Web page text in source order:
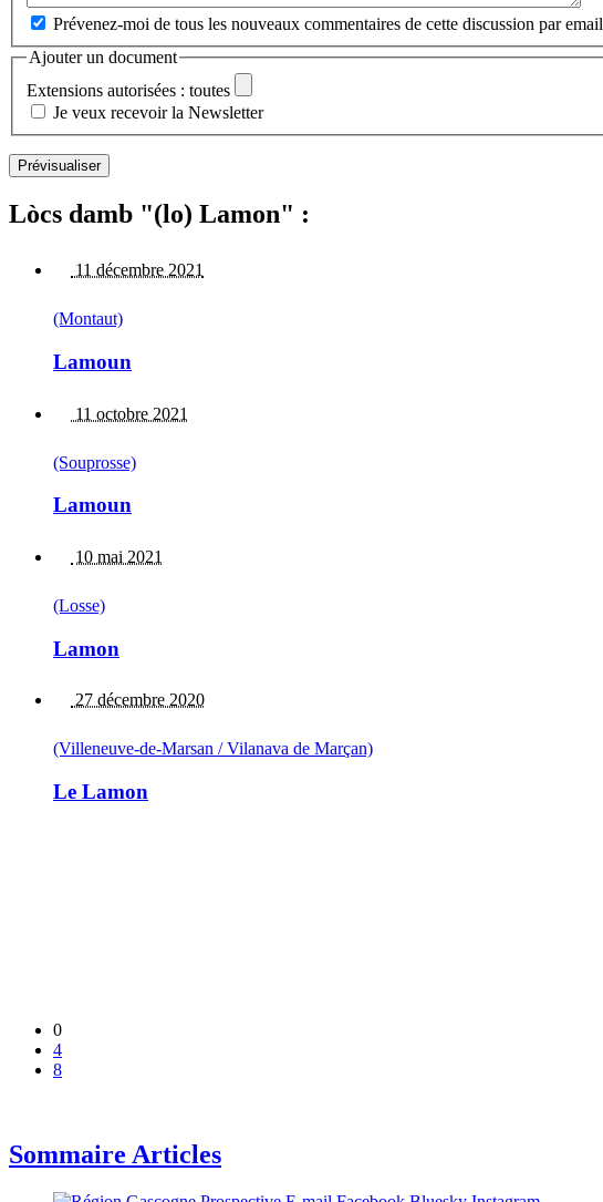
Prévenez-moi de tous les nouveaux commentaires de cette discussion par email
Ajouter un document
Extensions autorisées : toutes
Je veux recevoir la Newsletter
Lòcs damb "(lo) Lamon" :
11 décembre 2021
(Montaut)
Lamoun
11 octobre 2021
(Souprosse)
Lamoun
10 mai 2021
(Losse)
Lamon
27 décembre 2020
(Villeneuve-de-Marsan / Vilanava de Marçan)
Le Lamon
0
4
8
Sommaire Articles